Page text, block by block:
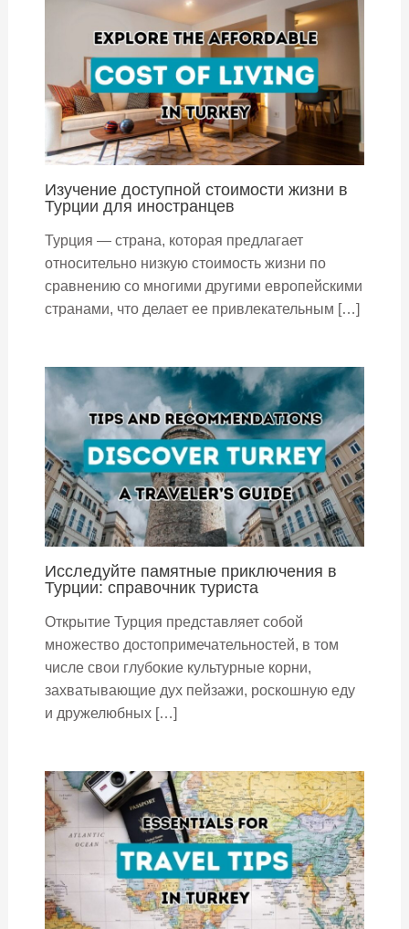
Изучение доступной стоимости жизни в
Турции для иностранцев
Турция — страна, которая предлагает
относительно низкую стоимость жизни по
сравнению со многими другими европейскими
странами, что делает ее привлекательным […]
Исследуйте памятные приключения в
Турции: справочник туриста
Открытие Турция представляет собой
множество достопримечательностей, в том
числе свои глубокие культурные корни,
захватывающие дух пейзажи, роскошную еду
и дружелюбных […]